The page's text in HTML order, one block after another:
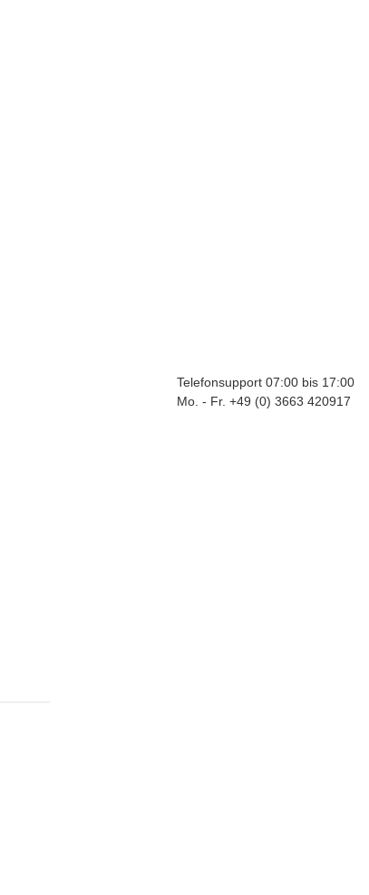
Telefonsupport 07:00 bis 17:00
Mo. - Fr. +49 (0) 3663 420917